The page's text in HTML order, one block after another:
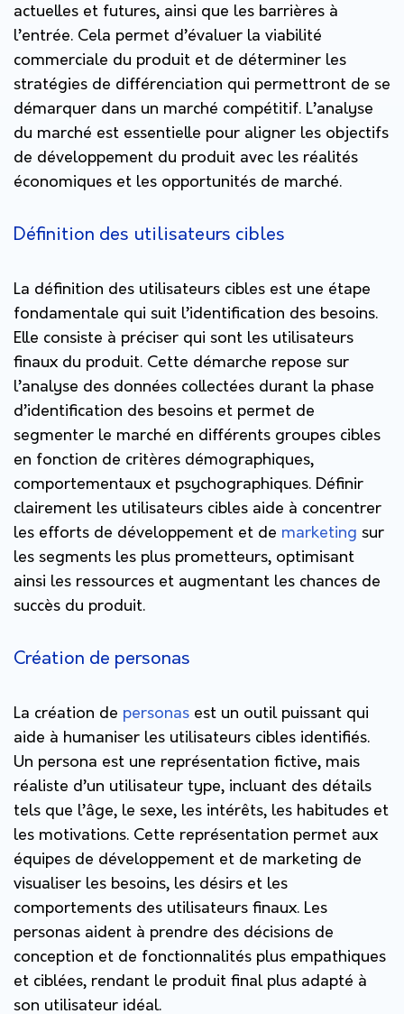
actuelles et futures, ainsi que les barrières à
l’entrée. Cela permet d’évaluer la viabilité
commerciale du produit et de déterminer les
stratégies de différenciation qui permettront de se
démarquer dans un marché compétitif. L’analyse
du marché est essentielle pour aligner les objectifs
de développement du produit avec les réalités
économiques et les opportunités de marché.
Définition des utilisateurs cibles
La définition des utilisateurs cibles est une étape
fondamentale qui suit l’identification des besoins.
Elle consiste à préciser qui sont les utilisateurs
finaux du produit. Cette démarche repose sur
l’analyse des données collectées durant la phase
d’identification des besoins et permet de
segmenter le marché en différents groupes cibles
en fonction de critères démographiques,
comportementaux et psychographiques. Définir
clairement les utilisateurs cibles aide à concentrer
les efforts de développement et de marketing sur
les segments les plus prometteurs, optimisant
ainsi les ressources et augmentant les chances de
succès du produit.
Création de personas
La création de personas est un outil puissant qui
aide à humaniser les utilisateurs cibles identifiés.
Un persona est une représentation fictive, mais
réaliste d’un utilisateur type, incluant des détails
tels que l’âge, le sexe, les intérêts, les habitudes et
les motivations. Cette représentation permet aux
équipes de développement et de marketing de
visualiser les besoins, les désirs et les
comportements des utilisateurs finaux. Les
personas aident à prendre des décisions de
conception et de fonctionnalités plus empathiques
et ciblées, rendant le produit final plus adapté à
son utilisateur idéal.